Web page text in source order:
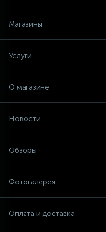
Магазины
Услуги
О магазине
Новости
Обзоры
Фотогалерея
Оплата и доставка